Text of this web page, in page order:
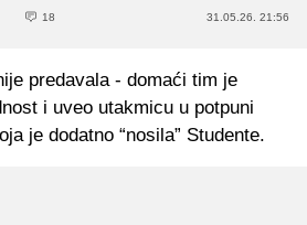
18 31.05.26. 21:56
predavala - domaći tim je
i uveo utakmicu u potpuni
je dodatno “nosila” Studente.